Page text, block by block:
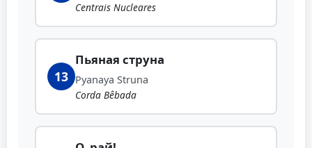
Centrais Nucleares
13
Пьяная струна
Pyanaya Struna
Corda Bêbada